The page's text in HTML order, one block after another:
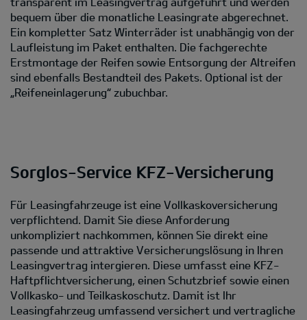
bequem über die monatliche Leasingrate abgerechnet.
Ein kompletter Satz Winterräder ist unabhängig von der
Laufleistung im Paket enthalten. Die fachgerechte
Erstmontage der Reifen sowie Entsorgung der Altreifen
sind ebenfalls Bestandteil des Pakets. Optional ist der
„Reifeneinlagerung“ zubuchbar.
Sorglos-Service KFZ-Versicherung
Für Leasingfahrzeuge ist eine Vollkaskoversicherung
verpflichtend. Damit Sie diese Anforderung
unkompliziert nachkommen, können Sie direkt eine
passende und attraktive Versicherungslösung in Ihren
Leasingvertrag intergieren. Diese umfasst eine KFZ-
Haftpflichtversicherung, einen Schutzbrief sowie einen
Vollkasko- und Teilkaskoschutz. Damit ist Ihr
Leasingfahrzeug umfassend versichert und vertragliche